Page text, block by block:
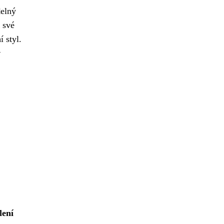
styl.